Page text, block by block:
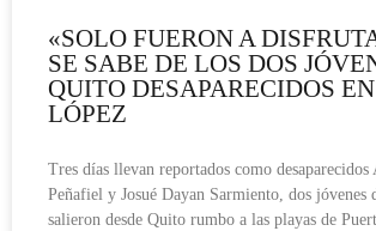
«SOLO FUERON A
SE SABE DE LOS DOS
QUITO DESAPARECIDOS
LÓPEZ
Tres días llevan reportados como desaparecidos
Peñafiel y Josué Dayan Sarmiento, dos jóvenes
salieron desde Quito rumbo a las playas de